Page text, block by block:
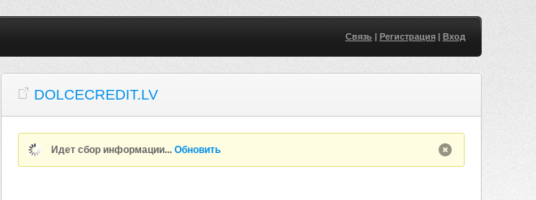
Связь| Регистрация| Вход
DOLCECREDIT.LV
Идет сбор информации...Обновить